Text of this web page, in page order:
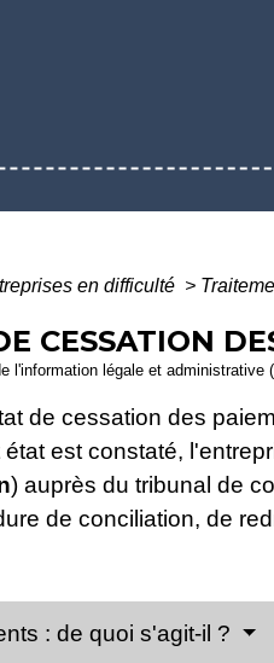
en difficulté >
CESSATION
l'information légale et
de cessation des
est constaté,
) auprès du tribunal de
de conciliation, de
: de quoi s'agit-il ?